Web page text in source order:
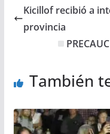
Kicillof recibió a
provincia
También